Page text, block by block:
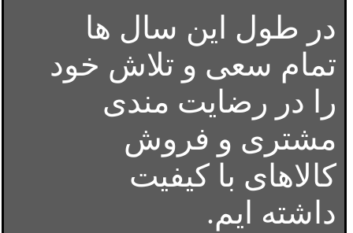
در طول این سال ها
تمام سعی و تلاش خود
را در رضایت مندی
مشتری و فروش
کالاهای با کیفیت
داشته ایم.